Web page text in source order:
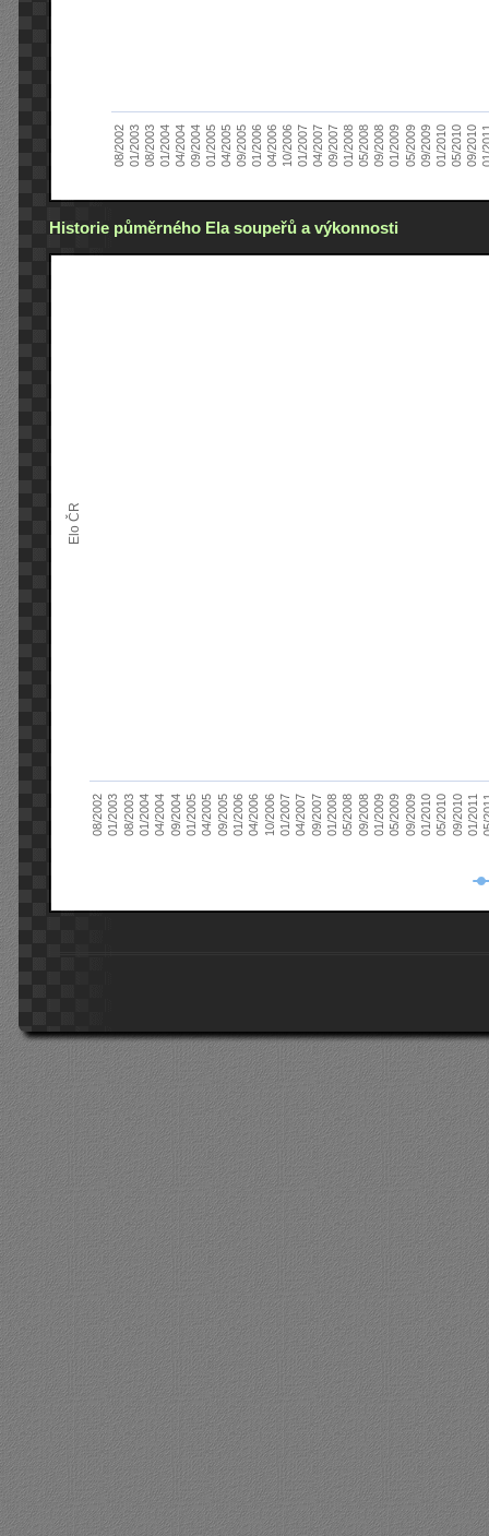
08/200201/200308/200301/200404/200409/200401/200504/200509/200501/200604/200610/200601/200704/200709/200701/200805/200809/200801/200905/200909/200901/201005/201009/2010
Historie půměrného Ela soupeřů a výkonnosti
Elo ČR
08/200201/200308/200301/200404/200409/200401/200504/200509/200501/200604/200610/200601/200704/200709/200701/200805/200809/200801/200905/200909/200901/201005/201009/201001/2011